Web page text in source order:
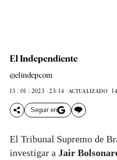
El Independiente
@elindepcom
13 / 01 / 2023 - 23: 14 ACTUALIZADO
Seguir en
El Tribunal Supremo de
investigar a Jair